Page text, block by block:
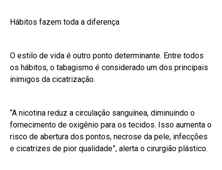
Hábitos fazem toda a diferença
O estilo de vida é outro ponto determinante. Entre todos
os hábitos, o tabagismo é considerado um dos principais
inimigos da cicatrização.
“A nicotina reduz a circulação sanguínea, diminuindo o
fornecimento de oxigênio para os tecidos. Isso aumenta o
risco de abertura dos pontos, necrose da pele, infecções
e cicatrizes de pior qualidade”, alerta o cirurgião plástico.